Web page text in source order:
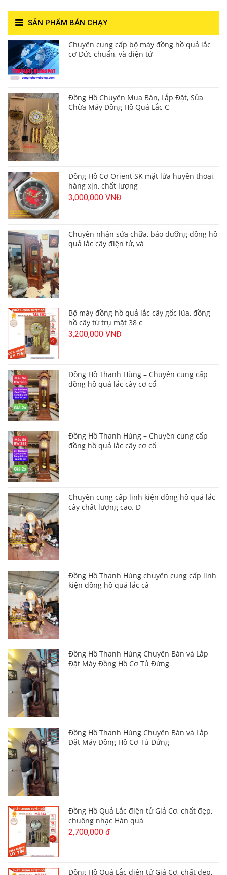
SẢN PHẨM BÁN CHẠY
Chuyên cung cấp bộ máy đồng hồ quả lắc
cơ Đức chuẩn, và điện tử
Đồng Hồ Chuyên Mua Bán, Lắp Đặt, Sửa
Chữa Máy Đồng Hồ Quả Lắc C
Đồng Hồ Cơ Orient SK mặt lửa huyền thoại,
hàng xịn, chất lượng
3,000,000 VNĐ
Chuyên nhận sửa chữa, bảo dưỡng đồng hồ
quả lắc cây điện tử, và
Bộ máy đồng hồ quả lắc cây gốc lũa, đồng
hồ cây tứ trụ mặt 38 c
3,200,000 VNĐ
Đồng Hồ Thanh Hùng – Chuyên cung cấp
đồng hồ quả lắc cây cơ cổ
Đồng Hồ Thanh Hùng – Chuyên cung cấp
đồng hồ quả lắc cây cơ cổ
Chuyên cung cấp linh kiện đồng hồ quả lắc
cây chất lượng cao. Đ
Đồng Hồ Thanh Hùng chuyên cung cấp linh
kiện đồng hồ quả lắc câ
Đồng Hồ Thanh Hùng Chuyên Bán và Lắp
Đặt Máy Đồng Hồ Cơ Tủ Đứng
Đồng Hồ Thanh Hùng Chuyên Bán và Lắp
Đặt Máy Đồng Hồ Cơ Tủ Đứng
Đồng Hồ Quả Lắc điện tử Giả Cơ, chất đẹp,
chuông nhạc Hàn quá
2,700,000 đ
Đồng Hồ Quả Lắc điện tử Giả Cơ, chất đẹp,